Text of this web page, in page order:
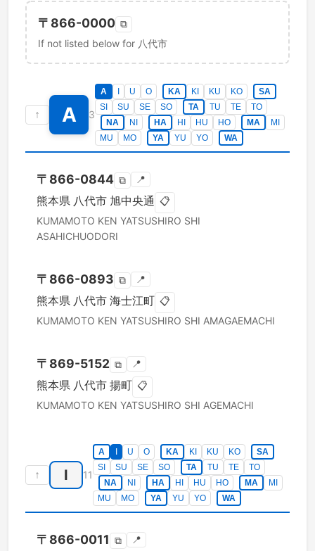
〒 866-0000 ⧉
If not listed below for 八代市
↑ A 3
A U O KA KI KU KO
SA
SI
SU SE SO TA TU TE
TO
NA
NI HA HI HU HO MA
MI
MU
MO YA YU YO WA
〒 866-0844 ⧉ 📍
熊本県 八代市 旭中央通 📋
KUMAMOTO KEN YATSUSHIRO SHI
ASAHICHUODORI
〒 866-0893 ⧉ 📍
熊本県 八代市 海士江町 📋
KUMAMOTO KEN YATSUSHIRO SHI AMAGAEMACHI
〒 869-5152 ⧉ 📍
熊本県 八代市 揚町 📋
KUMAMOTO KEN YATSUSHIRO SHI AGEMACHI
↑ I 11
A U O KA KI KU KO
SA
SI
SU SE SO TA TU TE
TO
NA
NI HA HI HU HO MA
MI
MU
MO YA YU YO WA
〒 866-0011 ⧉ 📍